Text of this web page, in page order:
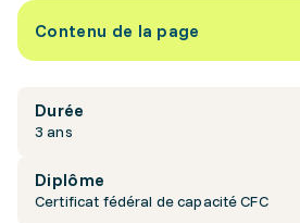
Contenu de la page
Durée
3 ans
Diplôme
Certificat fédéral de capacité CFC